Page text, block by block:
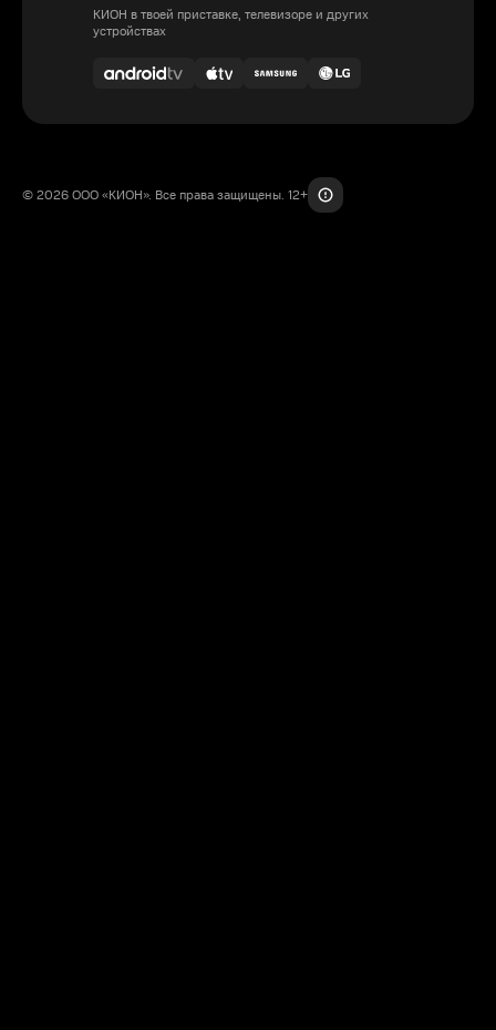
КИОН в твоей приставке, телевизоре и других
устройствах
© 2026 ООО «КИОН». Все права защищены. 12+